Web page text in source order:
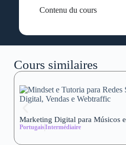
Contenu du cours
Cours similaires
Marketing Digital para Músicos
PortugaisIntermédiaire